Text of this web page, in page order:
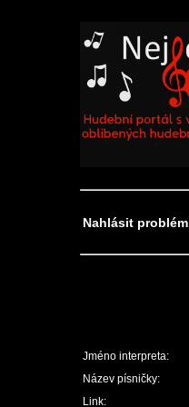
Nahlásit problém
Jméno interpreta:
Název písničky:
Link: